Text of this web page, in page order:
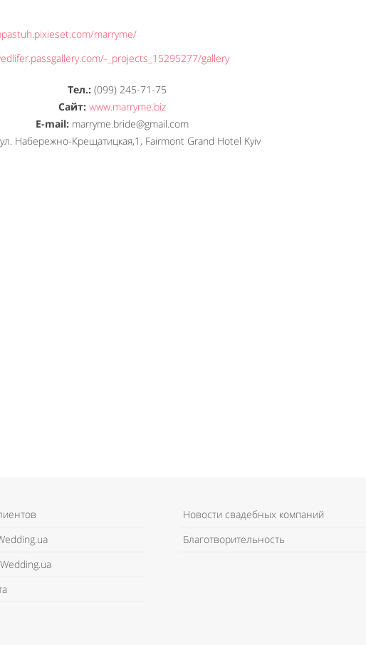
marryme/
_projects_15295277/gallery
Тел.: (099) 245-71-75
Сайт: www.marryme.biz
E-mail:marryme.bride@gmail.com
Набережно-Крещатицкая,1, Fairmont Grand Hotel Kyiv
Новости свадебных компаний
Благотворительность